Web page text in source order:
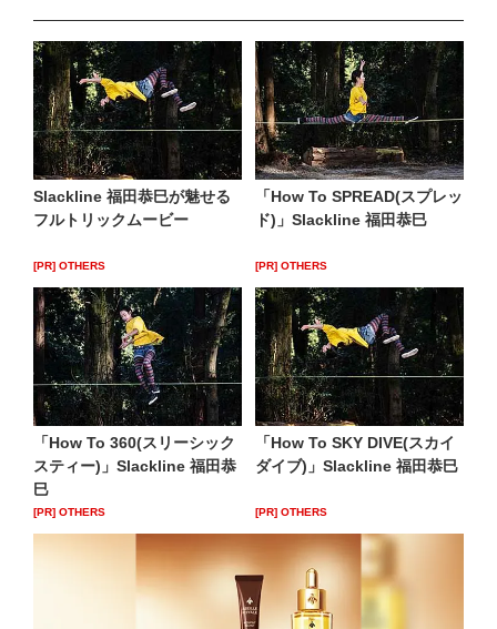
Slackline 福田恭巳が魅せる
フルトリックムービー
[PR] OTHERS
「How To SPREAD(スプレッ
ド)」Slackline 福田恭巳
[PR] OTHERS
「How To 360(スリーシック
スティー)」Slackline 福田恭
巳
[PR] OTHERS
「How To SKY DIVE(スカイ
ダイブ)」Slackline 福田恭巳
[PR] OTHERS